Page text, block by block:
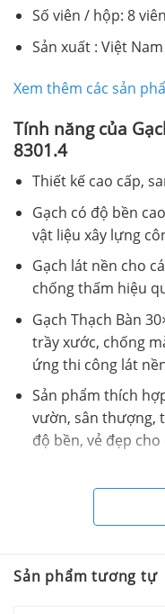
Số viên / hộp: 8 viên
Sản xuất : Việt Nam
Xem thêm các sản
Tính năng của
8301.4
Thiết kế cao cấp,
Gạch có độ bền
vật liệu xây lựng
Gạch lát nền cho
chống thấm hiệu
Gạch Thạch Bàn
trầy xước, chống
ứng thi công lát
Sản phẩm thích
vườn, sân thượng,
độ bền, vẻ đẹp
Sản phẩm tương tự